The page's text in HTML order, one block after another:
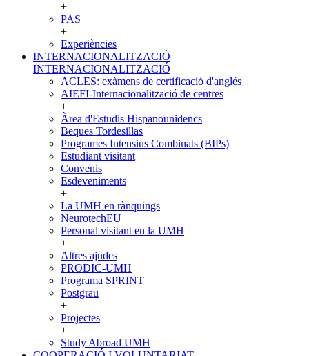
+
PAS
+
Experiències
INTERNACIONALITZACIÓ
INTERNACIONALITZACIÓ
ACLES: exàmens de certificació d'anglés
AIEFI-Internacionalització de centres
+
Àrea d'Estudis Hispanounidencs
Beques Tordesillas
Programes Intensius Combinats (BIPs)
Estudiant visitant
Convenis
Esdeveniments
+
La UMH en rànquings
NeurotechEU
Personal visitant en la UMH
+
Altres ajudes
PRODIC-UMH
Programa SPRINT
Postgrau
+
Projectes
+
Study Abroad UMH